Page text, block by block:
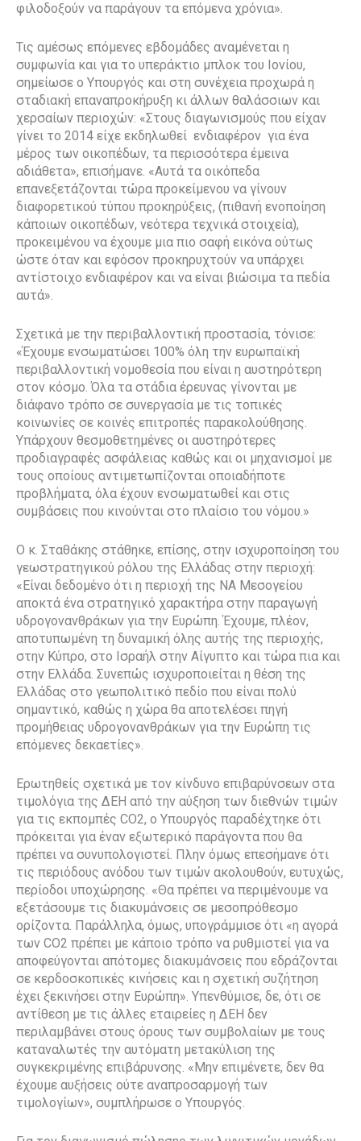
φιλοδοξούν να παράγουν τα επόμενα χρόνια».
Τις αμέσως επόμενες εβδομάδες αναμένεται η
συμφωνία και για το υπεράκτιο μπλοκ του Ιονίου,
σημείωσε ο Υπουργός και στη συνέχεια προχωρά η
σταδιακή επαναπροκήρυξη κι άλλων θαλάσσιων και
χερσαίων περιοχών: «Στους διαγωνισμούς που είχαν
γίνει το 2014 είχε εκδηλωθεί ενδιαφέρον για ένα
μέρος των οικοπέδων, τα περισσότερα έμεινα
αδιάθετα», επισήμανε. «Αυτά τα οικόπεδα
επανεξετάζονται τώρα προκείμενου να γίνουν
διαφορετικού τύπου προκηρύξεις, (πιθανή ενοποίηση
κάποιων οικοπέδων, νεότερα τεχνικά στοιχεία),
προκειμένου να έχουμε μια πιο σαφή εικόνα ούτως
ώστε όταν και εφόσον προκηρυχτούν να υπάρχει
αντίστοιχο ενδιαφέρον και να είναι βιώσιμα τα πεδία
αυτά».
Σχετικά με την περιβαλλοντική προστασία, τόνισε:
«Έχουμε ενσωματώσει 100% όλη την ευρωπαϊκή
περιβαλλοντική νομοθεσία που είναι η αυστηρότερη
στον κόσμο. Όλα τα στάδια έρευνας γίνονται με
διάφανο τρόπο σε συνεργασία με τις τοπικές
κοινωνίες σε κοινές επιτροπές παρακολούθησης.
Υπάρχουν θεσμοθετημένες οι αυστηρότερες
προδιαγραφές ασφάλειας καθώς και οι μηχανισμοί με
τους οποίους αντιμετωπίζονται οποιαδήποτε
προβλήματα, όλα έχουν ενσωματωθεί και στις
συμβάσεις που κινούνται στο πλαίσιο του νόμου.»
Ο κ. Σταθάκης στάθηκε, επίσης, στην ισχυροποίηση του
γεωστρατηγικού ρόλου της Ελλάδας στην περιοχή:
«Είναι δεδομένο ότι η περιοχή της ΝΑ Μεσογείου
αποκτά ένα στρατηγικό χαρακτήρα στην παραγωγή
υδρογονανθράκων για την Ευρώπη. Έχουμε, πλέον,
αποτυπωμένη τη δυναμική όλης αυτής της περιοχής,
στην Κύπρο, στο Ισραήλ στην Αίγυπτο και τώρα πια και
στην Ελλάδα. Συνεπώς ισχυροποιείται η θέση της
Ελλάδας στο γεωπολιτικό πεδίο που είναι πολύ
σημαντικό, καθώς η χώρα θα αποτελέσει πηγή
προμήθειας υδρογονανθράκων για την Ευρώπη τις
επόμενες δεκαετίες».
Ερωτηθείς σχετικά με τον κίνδυνο επιβαρύνσεων στα
τιμολόγια της ΔΕΗ από την αύξηση των διεθνών τιμών
για τις εκπομπές CO2, ο Υπουργός παραδέχτηκε ότι
πρόκειται για έναν εξωτερικό παράγοντα που θα
πρέπει να συνυπολογιστεί. Πλην όμως επεσήμανε ότι
τις περιόδους ανόδου των τιμών ακολουθούν, ευτυχώς,
περίοδοι υποχώρησης. «Θα πρέπει να περιμένουμε να
εξετάσουμε τις διακυμάνσεις σε μεσοπρόθεσμο
ορίζοντα. Παράλληλα, όμως, υπογράμμισε ότι «η αγορά
των CO2 πρέπει με κάποιο τρόπο να ρυθμιστεί για να
αποφεύγονται απότομες διακυμάνσεις που εδράζονται
σε κερδοσκοπικές κινήσεις και η σχετική συζήτηση
έχει ξεκινήσει στην Ευρώπη». Υπενθύμισε, δε, ότι σε
αντίθεση με τις άλλες εταιρείες η ΔΕΗ δεν
περιλαμβάνει στους όρους των συμβολαίων με τους
καταναλωτές την αυτόματη μετακύλιση της
συγκεκριμένης επιβάρυνσης. «Μην επιμένετε, δεν θα
έχουμε αυξήσεις ούτε αναπροσαρμογή των
τιμολογίων», συμπλήρωσε ο Υπουργός.